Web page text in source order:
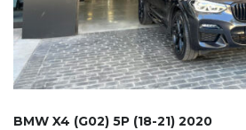
BMW X4 (G02) 5P (18-21) 2020